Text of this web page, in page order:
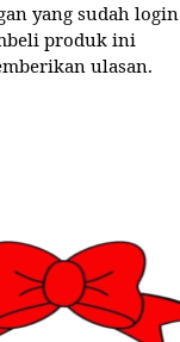
yang sudah login
produk ini
ulasan.